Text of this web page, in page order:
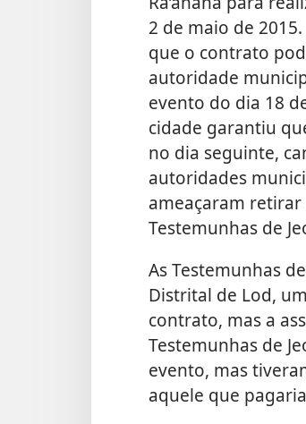
2 de maio de
que o contrato
autoridade
evento do dia 18
cidade garantiu
no dia seguinte,
autoridades
ameaçaram
Testemunhas de
As Testemunhas
Distrital de Lod,
contrato, mas a
Testemunhas de
evento, mas
aquele que